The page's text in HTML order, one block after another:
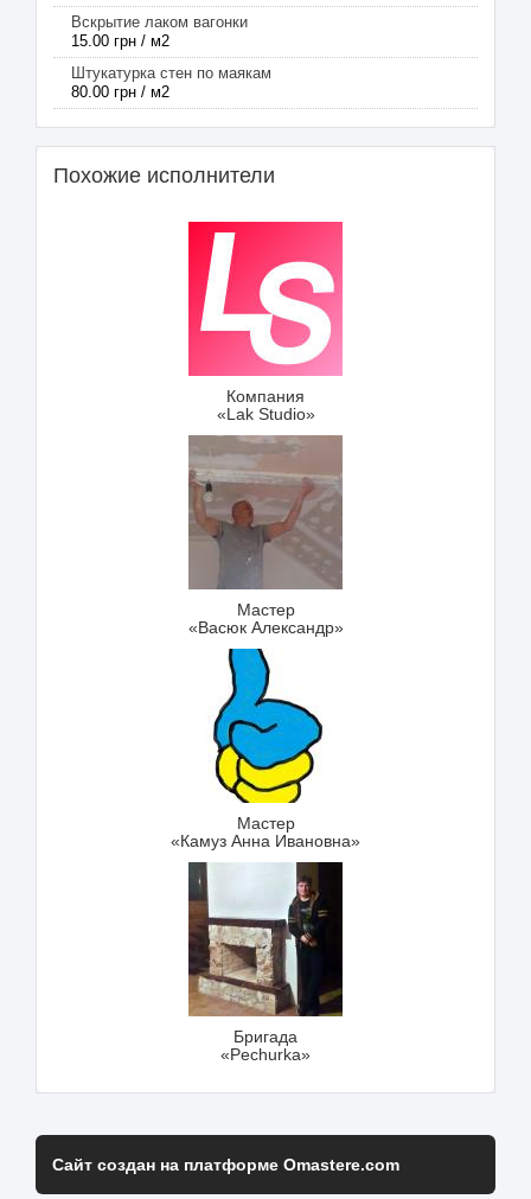
Вскрытие лаком вагонки
15.00 грн / м2
Штукатурка стен по маякам
80.00 грн / м2
Похожие исполнители
Компания
«Lak Studio»
Мастер
«Васюк Александр»
Мастер
«Камуз Анна Ивановна»
Бригада
«Pechurka»
Сайт создан на платформе Omastere.com